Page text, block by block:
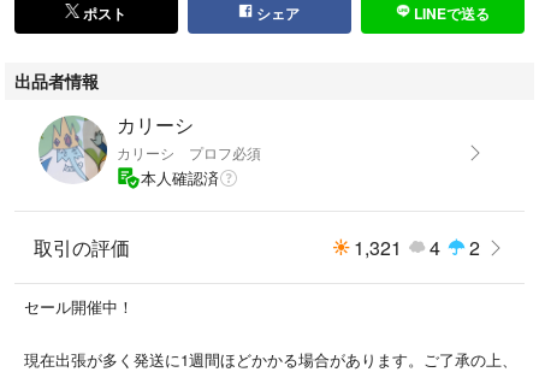
ポスト シェア LINEで送る
出品者情報
カリーシ
カリーシ プロフ必須
本人確認済
取引の評価 1,321 4 2
セール開催中！
現在出張が多く発送に1週間ほどかかる場合があります。ご了承の上、